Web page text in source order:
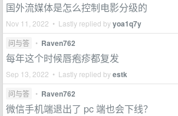
国外流媒体是怎么控制电影分级的
Nov 11, 2022 • Lastly replied byyoa1q7y
问与答 • Raven762
每年这个时候唇疱疹都复发
Sep 13, 2022 • Lastly replied byestk
问与答 • Raven762
微信手机端退出了 pc 端也会下线？